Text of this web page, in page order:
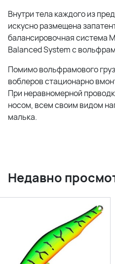
Внутри тела каждого из
искусно размещена
балансировочная система
Balanced System с
Помимо вольфрамового
воблеров стационарно
При неравномерной
носом, всем своим видом
малька.
Недавно